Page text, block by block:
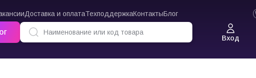
Доставка и оплатаТехподдержкаКонтактыБлог
Вход